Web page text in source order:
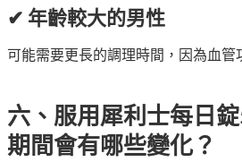
✔ 年齡較大的男性
可能需要更長的調理時間，因為血管
六、服用犀利士每日錠
期間會有哪些變化？